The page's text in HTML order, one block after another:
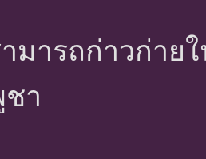
มารถก่าวก่าย
า